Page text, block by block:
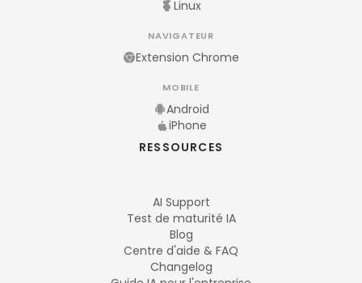
Linux
NAVIGATEUR
Extension Chrome
MOBILE
Android
iPhone
RESSOURCES
AI Support
Test de maturité IA
Blog
Centre d'aide & FAQ
Changelog